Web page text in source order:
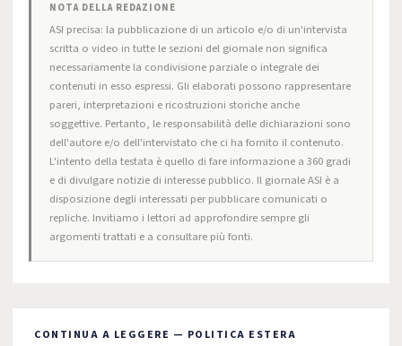
NOTA DELLA REDAZIONE
ASI precisa: la pubblicazione di un articolo e/o di un'intervista
scritta o video in tutte le sezioni del giornale non significa
necessariamente la condivisione parziale o integrale dei
contenuti in esso espressi. Gli elaborati possono rappresentare
pareri, interpretazioni e ricostruzioni storiche anche
soggettive. Pertanto, le responsabilità delle dichiarazioni sono
dell'autore e/o dell'intervistato che ci ha fornito il contenuto.
L'intento della testata è quello di fare informazione a 360 gradi
e di divulgare notizie di interesse pubblico. Il giornale ASI è a
disposizione degli interessati per pubblicare comunicati o
repliche. Invitiamo i lettori ad approfondire sempre gli
argomenti trattati e a consultare più fonti.
CONTINUA A LEGGERE — POLITICA ESTERA